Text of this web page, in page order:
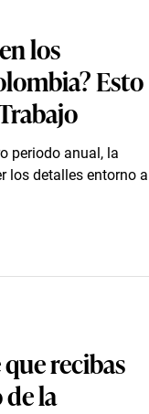
los
Esto
periodo anual, la
los detalles entorno a
recibas
la